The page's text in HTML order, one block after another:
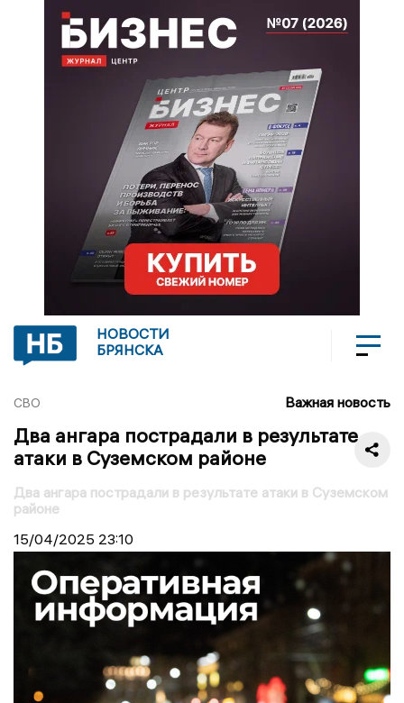
НОВОСТИ
БРЯНСКА
СВО Важная новость
Два ангара пострадали в результате
атаки в Суземском районе
Два ангара пострадали в результате атаки в Суземском
районе
15/04/2025 23:10